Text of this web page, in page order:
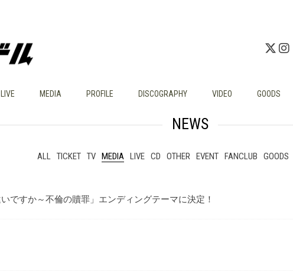
LIVE MEDIA PROFILE DISCOGRAPHY VIDEO GOODS
NEWS
ALL TICKET TV MEDIA LIVE CD OTHER EVENT FANCLUB GOODS
ですか～不倫の贖罪」エンディングテーマに決定！